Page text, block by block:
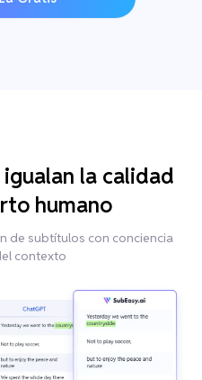
la calidad
humano
de subtítulos con conciencia
contexto